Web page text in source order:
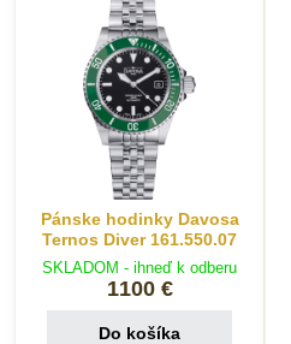
Pánske hodinky Davosa
Ternos Diver 161.550.07
SKLADOM - ihneď k odberu
1100 €
Do košíka